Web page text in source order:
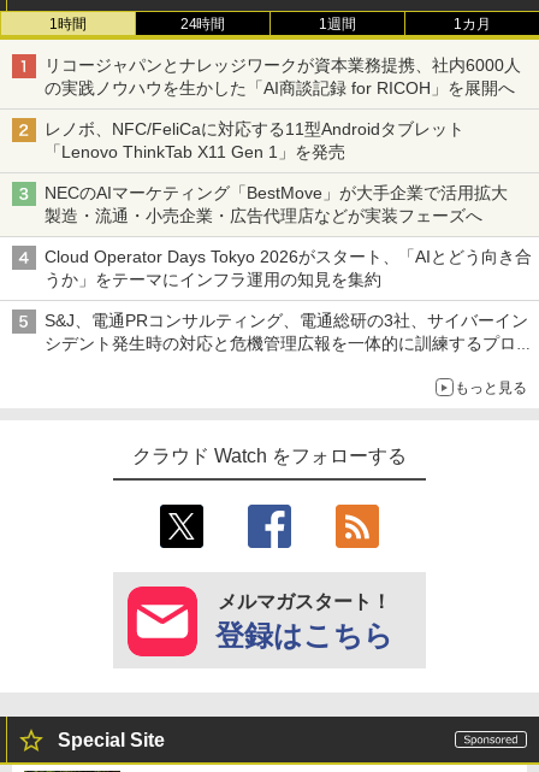
1時間 24時間 1週間 1カ月
リコージャパンとナレッジワークが資本業務提携、社内6000人
の実践ノウハウを生かした「AI商談記録 for RICOH」を展開へ
レノボ、NFC/FeliCaに対応する11型Androidタブレット
「Lenovo ThinkTab X11 Gen 1」を発売
NECのAIマーケティング「BestMove」が大手企業で活用拡大
製造・流通・小売企業・広告代理店などが実装フェーズへ
Cloud Operator Days Tokyo 2026がスタート、「AIとどう向き合
うか」をテーマにインフラ運用の知見を集約
S&J、電通PRコンサルティング、電通総研の3社、サイバーイン
シデント発生時の対応と危機管理広報を一体的に訓練するプログ
もっと見る
クラウド Watch をフォローする
メルマガスタート！
登録はこちら
Special Site